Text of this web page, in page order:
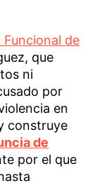
Funcional de
que
ni
por
en
construye
de
por el que